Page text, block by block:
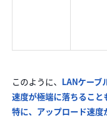
このように、 LANケーブ
速度が極端に落ちること
特に、アップロード速